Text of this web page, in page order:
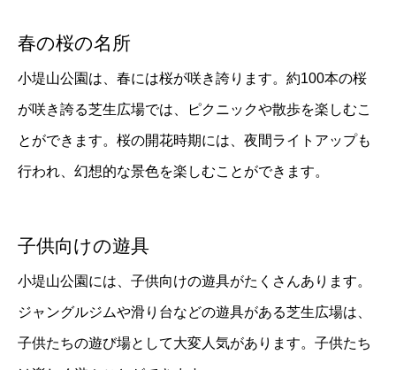
春の桜の名所
小堤山公園は、春には桜が咲き誇ります。約100本の桜
が咲き誇る芝生広場では、ピクニックや散歩を楽しむこ
とができます。桜の開花時期には、夜間ライトアップも
行われ、幻想的な景色を楽しむことができます。
子供向けの遊具
小堤山公園には、子供向けの遊具がたくさんあります。
ジャングルジムや滑り台などの遊具がある芝生広場は、
子供たちの遊び場として大変人気があります。子供たち